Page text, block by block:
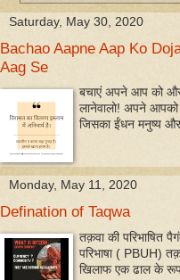
Saturday, May 30, 2020
Bachao Aapne Aap Ko
Aag Se
बचाएं अपने आप को
लानेवालो! अपने
जिसका ईंधन मनुष्य और
Monday, May 11, 2020
Defination of Taqwa
तक़वा की परिभाषित
परिभाषा ( PBUH)
खिलाफ एक ढाल के